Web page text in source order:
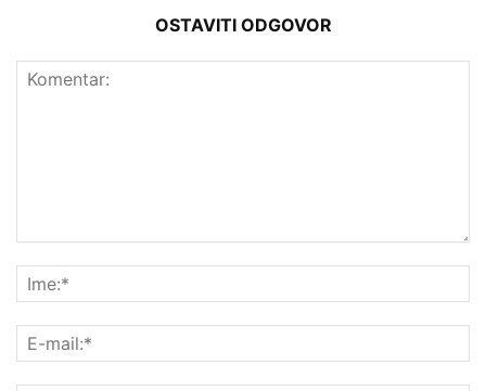
OSTAVITI ODGOVOR